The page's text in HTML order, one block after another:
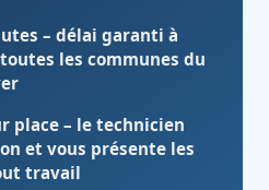
– délai garanti à
les communes du
place – le technicien
et vous présente les
travail